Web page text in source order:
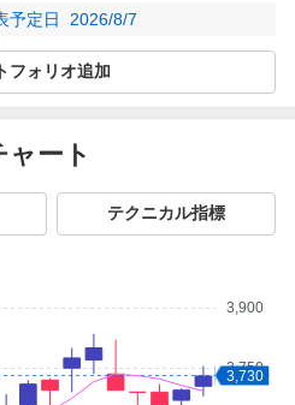
予定日 2026/8/7
フォリオ追加
ャート
テクニカル指標
3,750
3,900
3,730